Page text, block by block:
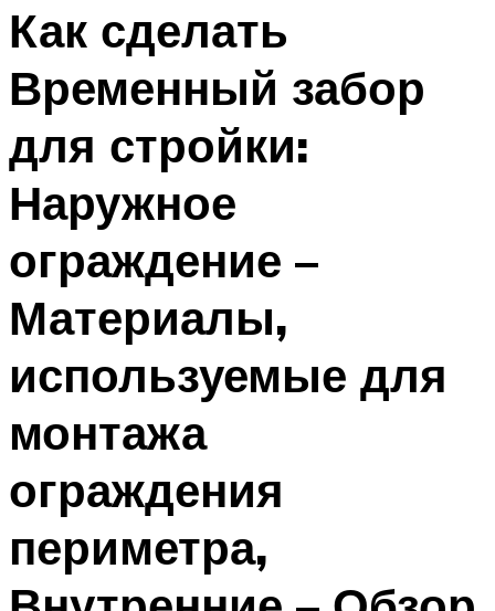
Как сделать
Временный забор
для стройки:
Наружное
ограждение –
Материалы,
используемые для
монтажа
ограждения
периметра,